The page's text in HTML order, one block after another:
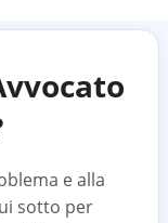
e alla
sotto per